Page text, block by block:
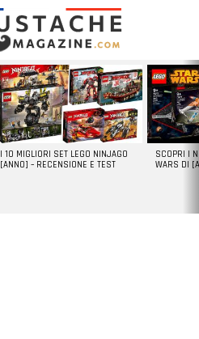
I 10 MIGLIORI SET LEGO NINJAGO
[ANNO] – RECENSIONE E TEST
SCOPRI I
WARS DI